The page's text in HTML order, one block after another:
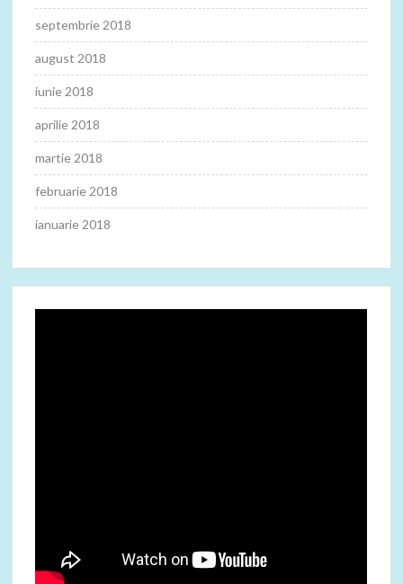
septembrie 2018
august 2018
iunie 2018
aprilie 2018
martie 2018
februarie 2018
ianuarie 2018